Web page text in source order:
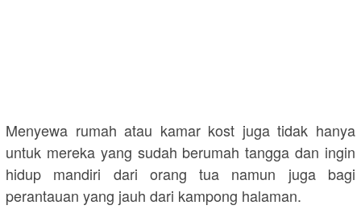
Menyewa rumah atau kamar kost juga tidak hanya
untuk mereka yang sudah berumah tangga dan ingin
hidup mandiri dari orang tua namun juga bagi
perantauan yang jauh dari kampong halaman.